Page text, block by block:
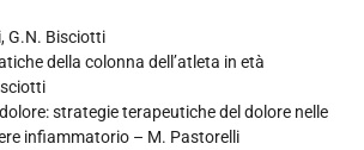
G.N. Bisciotti
della colonna dell’atleta in età
strategie terapeutiche del dolore nelle
infiammatorio – M. Pastorelli